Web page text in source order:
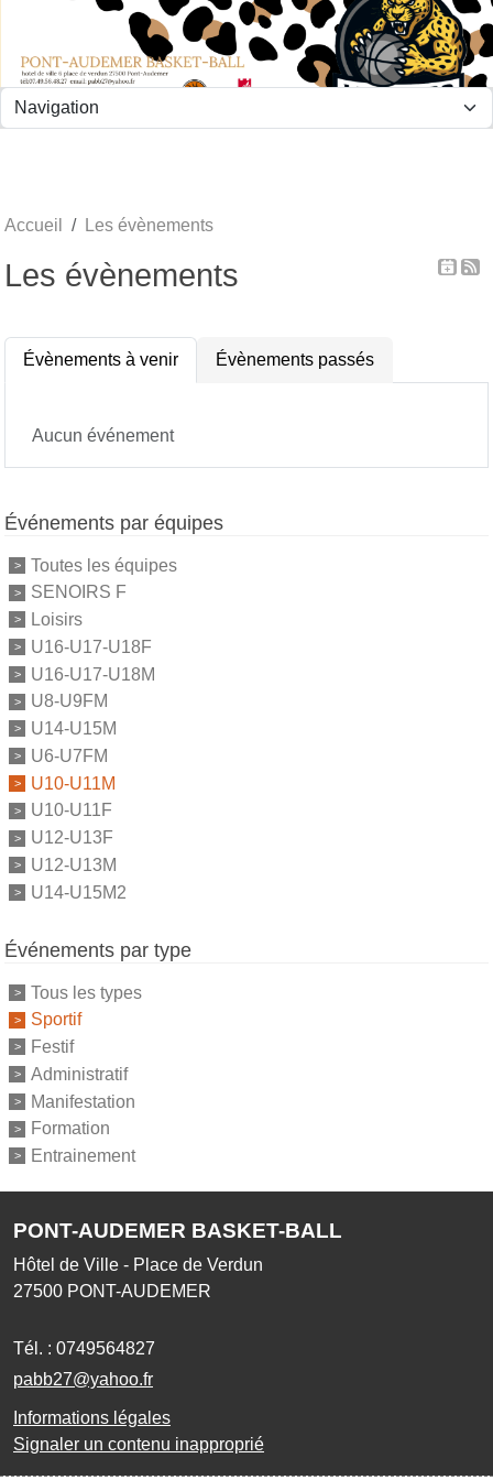
Accueil Les évènements
Les évènements
Évènements à venir Évènements passés
Aucun événement
Événements par équipes
Toutes les équipes
SENOIRS F
Loisirs
U16-U17-U18F
U16-U17-U18M
U8-U9FM
U14-U15M
U6-U7FM
U10-U11M
U10-U11F
U12-U13F
U12-U13M
U14-U15M2
Événements par type
Tous les types
Sportif
Festif
Administratif
Manifestation
Formation
Entrainement
PONT-AUDEMER BASKET-BALL
Hôtel de Ville - Place de Verdun
27500 PONT-AUDEMER
Tél. : 0749564827
pabb27@yahoo.fr
Informations légales
Signaler un contenu inapproprié
Panneau de gestion des cookies